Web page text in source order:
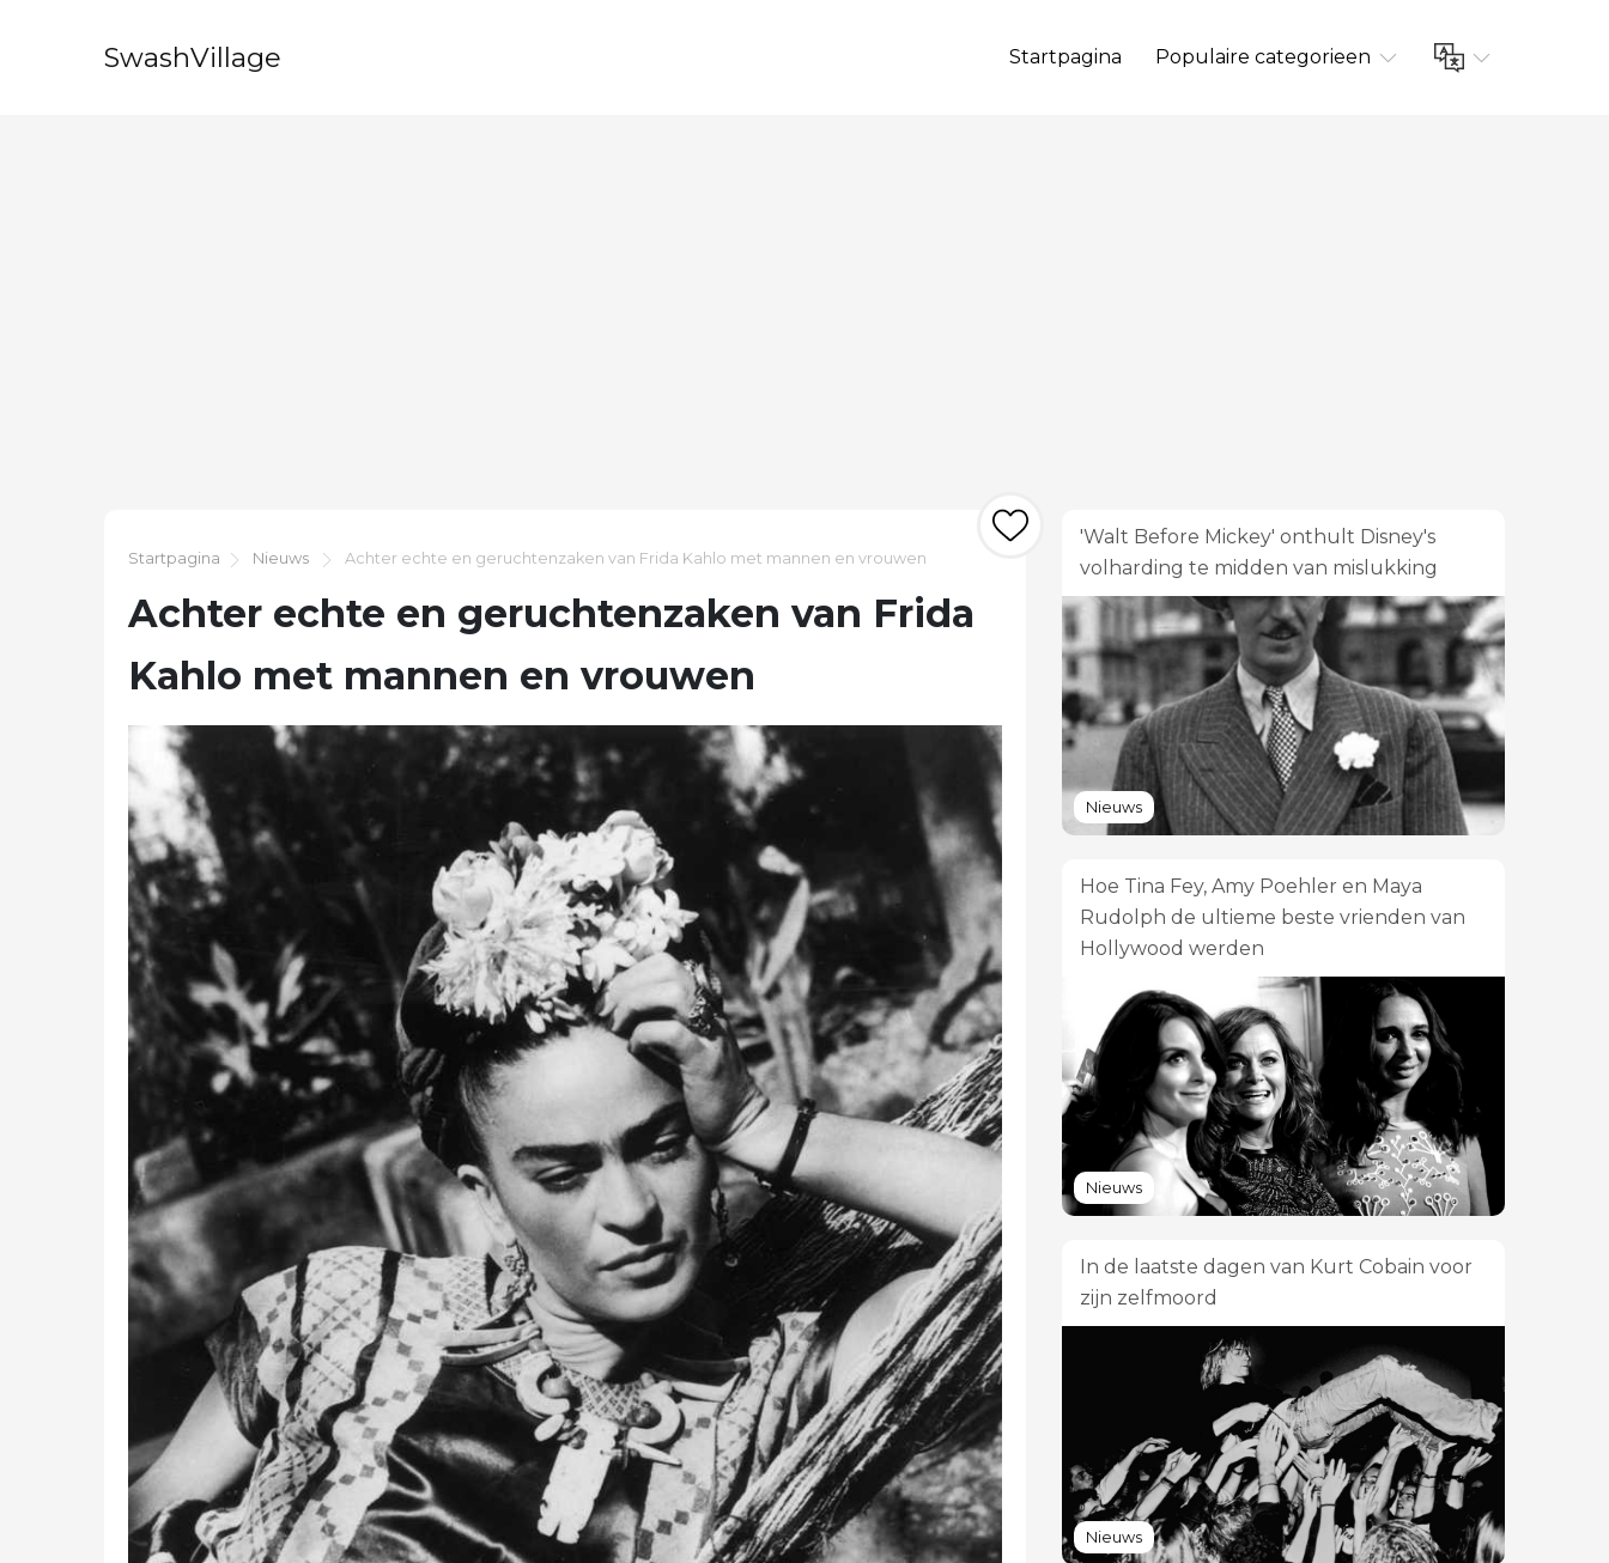
SwashVillage Startpagina Populaire categorieen
Startpagina Nieuws Achter echte en geruchtenzaken van Frida Kahlo met mannen en vrouwen
Achter echte en geruchtenzaken van Frida
Kahlo met mannen en vrouwen
'Walt Before Mickey' onthult Disney's
volharding te midden van mislukking
Nieuws
Hoe Tina Fey, Amy Poehler en Maya
Rudolph de ultieme beste vrienden van
Hollywood werden
Nieuws
In de laatste dagen van Kurt Cobain voor
zijn zelfmoord
Nieuws